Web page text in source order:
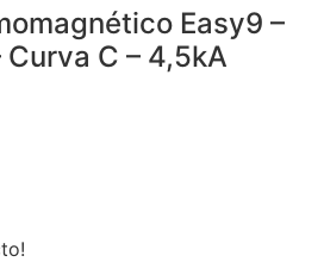
Easy9 –
C – 4,5kA